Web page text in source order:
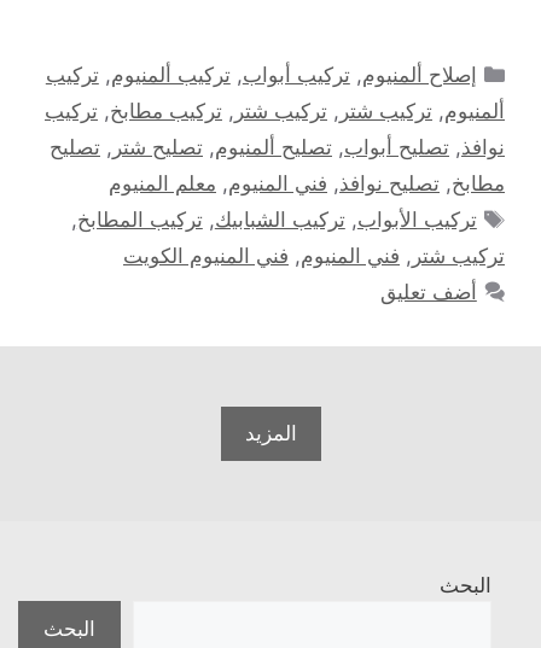
التصنيفات
إصلاح ألمنيوم,تركيب أبواب,تركيب ألمنيوم,تركيب
ألمنيوم, تركيب شتر , تركيب شتر , تركيب مطابخ, تركيب
نوافذ, تصليح أبواب, تصليح ألمنيوم, تصليح شتر , تصليح
مطابخ, تصليح نوافذ, فني المنيوم, معلم المنيوم
الوسوم
تركيب الأبواب,تركيب الشبابيك,تركيب المطابخ,
تركيب شتر , فني المنيوم, فني المنيوم الكويت
أضف تعليق
المزيد
البحث
البحث